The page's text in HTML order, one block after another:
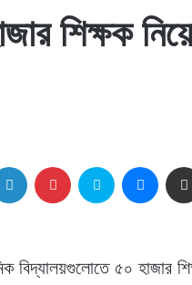
শিক্ষক
LinkedIn Pinterest Skype
বিদ্যালয়গুলোতে ৫০ হাজার